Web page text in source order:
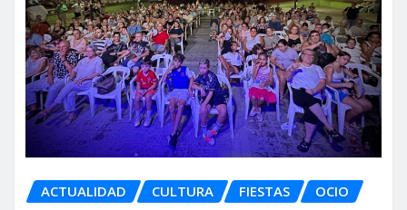
ACTUALIDAD CULTURA FIESTAS OCIO